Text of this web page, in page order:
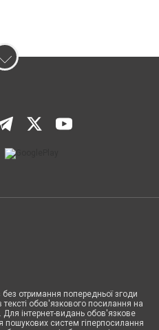
отримання попередньої згоди
обов'язкового посилання на
інтернет-видань обов'язкове
пошукових систем гіперпосилання